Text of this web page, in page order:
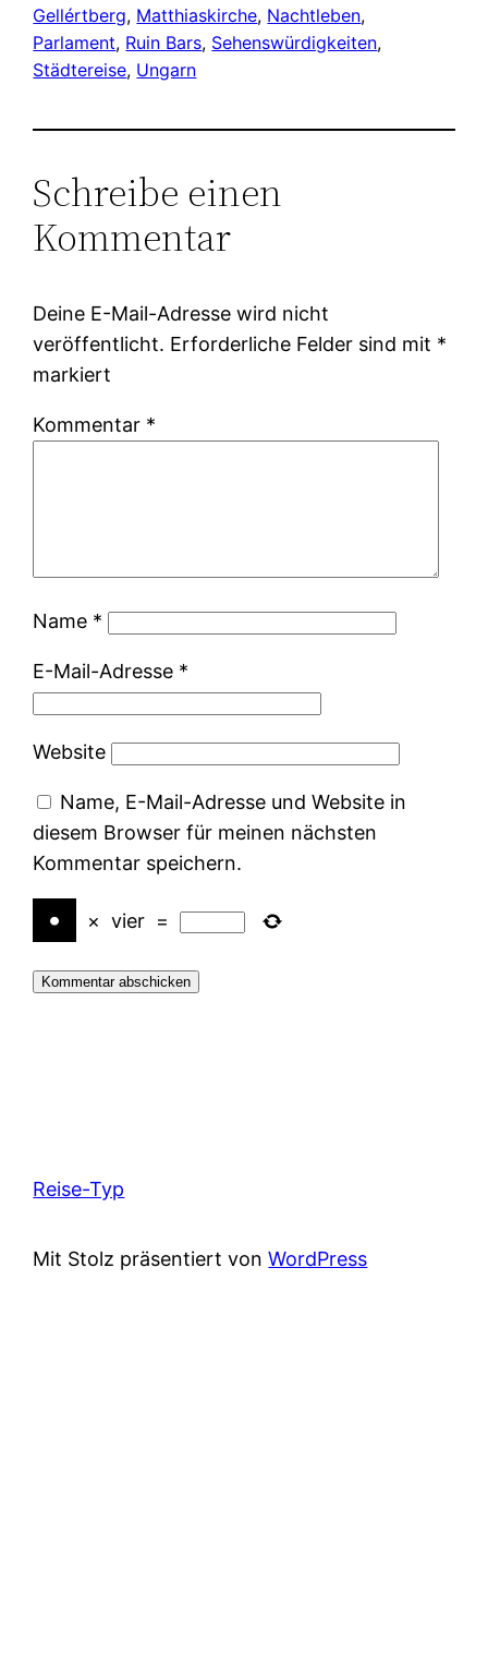
Gellértberg, Matthiaskirche, Nachtleben
Parlament, Ruin Bars, Sehenswürdigkeiten
Städtereise, Ungarn
Schreibe einen
Kommentar
Deine E-Mail-Adresse wird nicht
veröffentlicht. Erforderliche Felder sind mit *
markiert
Kommentar *
Name *
E-Mail-Adresse *
Website
Name, E-Mail-Adresse und Website in
diesem Browser für meinen nächsten
Kommentar speichern.
× vier =
Reise-Typ
Mit Stolz präsentiert vonWordPress